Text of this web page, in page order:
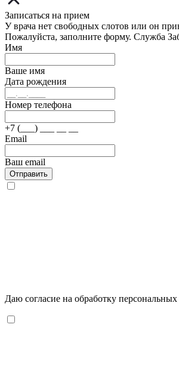
Записаться на прием
У врача нет свободных слотов или он
Пожалуйста, заполните форму. Служба
Имя
Ваше имя
Дата рождения
Номер телефона
+7 (___) ___ __ __
Email
Ваш email
Отправить
Даю согласие на обработку